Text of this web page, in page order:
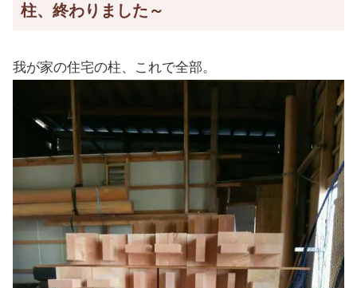
柱、終わりました～
我が家の住宅の柱、これで全部。